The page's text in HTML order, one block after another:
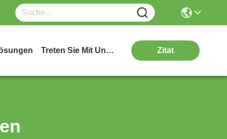
Treten Sie Mit Uns In Verbindung Zitat